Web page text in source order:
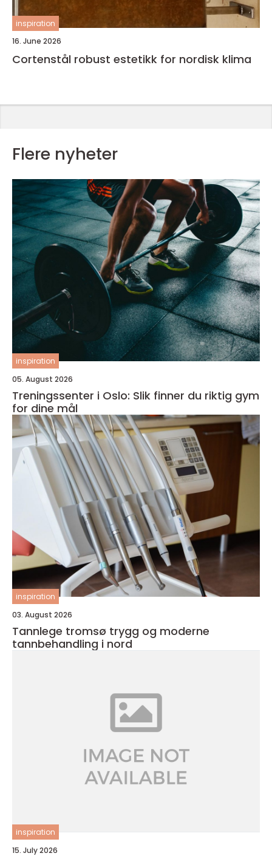
inspiration
16. June 2026
Cortenstål robust estetikk for nordisk klima
Flere nyheter
inspiration
05. August 2026
Treningssenter i Oslo: Slik finner du riktig gym
for dine mål
inspiration
03. August 2026
Tannlege tromsø trygg og moderne
tannbehandling i nord
inspiration
15. July 2026